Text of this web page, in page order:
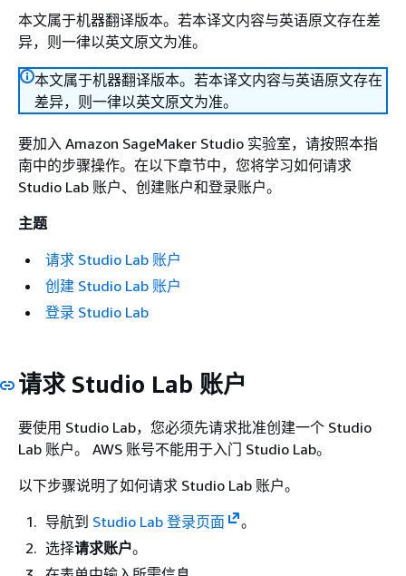
本文属于机器翻译版本。若本译文内容与英语原文存在差
异，则一律以英文原文为准。
本文属于机器翻译版本。若本译文内容与英语原文存在
差异，则一律以英文原文为准。
要加入 Amazon SageMaker Studio 实验室，请按照本指
南中的步骤操作。在以下章节中，您将学习如何请求
Studio Lab 账户、创建账户和登录账户。
主题
请求 Studio Lab 账户
创建 Studio Lab 账户
登录 Studio Lab
请求 Studio Lab 账户
要使用 Studio Lab，您必须先请求批准创建一个 Studio
Lab 账户。 AWS 账号不能用于入门 Studio Lab。
以下步骤说明了如何请求 Studio Lab 账户。
导航到 Studio Lab 登录页面
。
选择请求账户。